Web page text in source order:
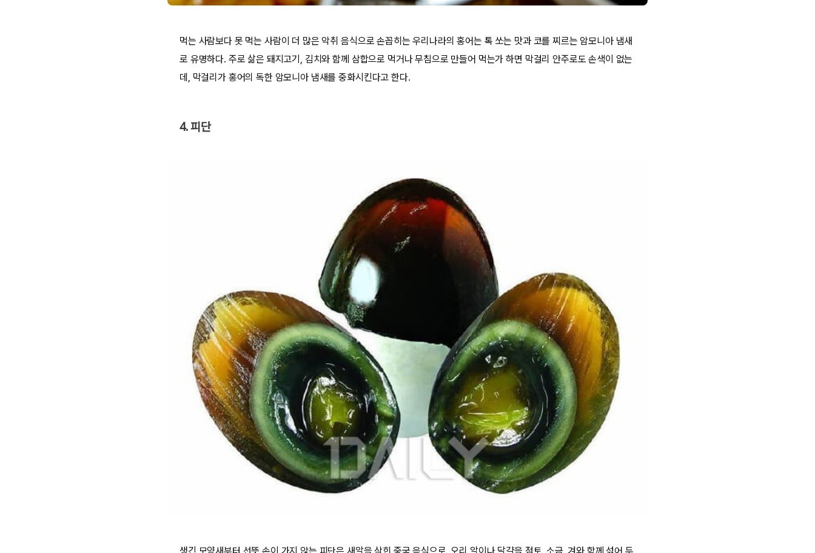
먹는 사람보다 못 먹는 사람이 더 많은 악취 음식으로 손꼽히는 우리나라의 홍어는 톡 쏘는 맛과 코를 찌르는 암모니아 냄새
로 유명하다. 주로 삶은 돼지고기, 김치와 함께 삼합으로 먹거나 무침으로 만들어 먹는가 하면 막걸리 안주로도 손색이 없는
데, 막걸리가 홍어의 독한 암모니아 냄새를 중화시킨다고 한다.
4. 피단